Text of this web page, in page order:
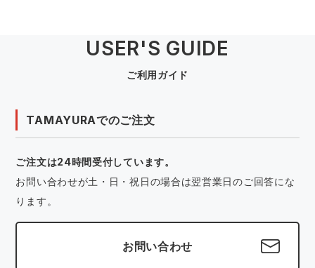
USER'S GUIDE
ご利用ガイド
TAMAYURAでのご注文
ご注文は24時間受付しています。
お問い合わせが土・日・祝日の場合は翌営業日のご回答にな
ります。
お問い合わせ